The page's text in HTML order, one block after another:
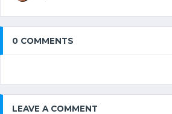
0 COMMENTS
LEAVE A COMMENT